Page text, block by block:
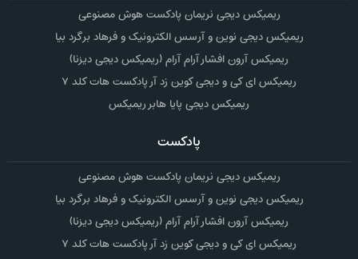
ریمیکس دیجی نریمان پادکست هوش مصنوعی
ریمیکس دیجی نوین و آرسس الکترونیک و فرهاد برگرد بیا
ریمیکس آرون افشار آرام آرام (ریمیکس دیجی دیزنا)
ریمیکس ای کی و دیجی کوین زد آر پادکست هات کلد ۷
ریمیکس دیجی پایا هابر ریمیکس
پادکست
ریمیکس دیجی نریمان پادکست هوش مصنوعی
ریمیکس دیجی نوین و آرسس الکترونیک و فرهاد برگرد بیا
ریمیکس آرون افشار آرام آرام (ریمیکس دیجی دیزنا)
ریمیکس ای کی و دیجی کوین زد آر پادکست هات کلد ۷